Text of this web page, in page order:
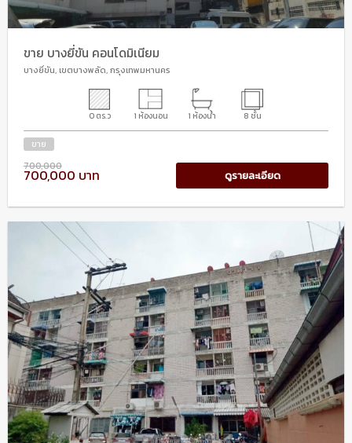
ขาย บางยี่ขัน คอนโดมิเนียม
บางยี่ขัน, เขตบางพลัด, กรุงเทพมหานคร
0 ตร.ว 1 ห้องนอน 1 ห้องน้ำ 8 ชั้น
ขาย
700,000
700,000 บาท ดูรายละเอียด